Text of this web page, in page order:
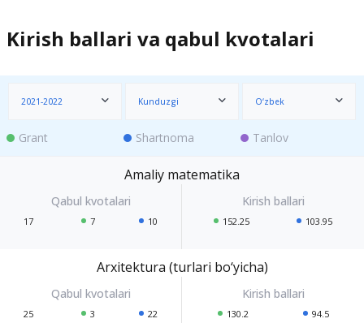
Kirish ballari va qabul kvotalari
2021-2022 Kunduzgi O‘zbek
Grant Shartnoma Tanlov
Amaliy matematika
17 7 10 152.25 103.95
Arxitektura (turlari bo‘yicha)
25 3 22 130.2 94.5